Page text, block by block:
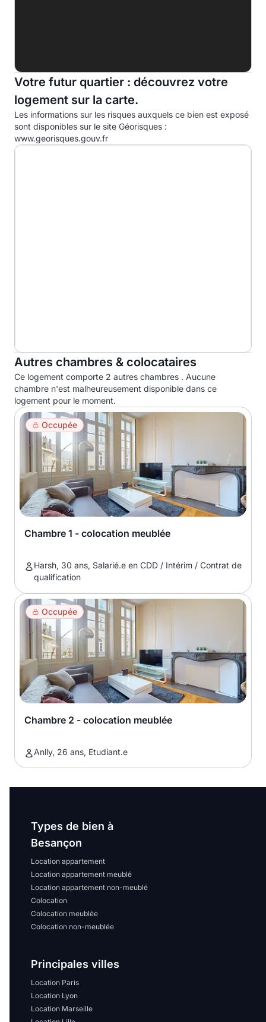
C
D
E
F
Votre futur quartier : découvrez votre
logement sur la carte.
Les informations sur les risques auxquels ce bien est exposé
sont disponibles sur le site Géorisques :
www.georisques.gouv.fr
Autres chambres & colocataires
Ce logement comporte 2 autres chambres . Aucune
chambre n'est malheureusement disponible dans ce
logement pour le moment.
Occupée
Chambre 1 - colocation meublée
Harsh, 30 ans, Salarié.e en CDD / Intérim / Contrat de
qualification
Occupée
Chambre 2 - colocation meublée
Anlly, 26 ans, Etudiant.e
Types de bien à
Besançon
Location appartement
Location appartement meublé
Location appartement non-meublé
Colocation
Colocation meublée
Colocation non-meublée
Principales villes
Location Paris
Location Lyon
Location Marseille